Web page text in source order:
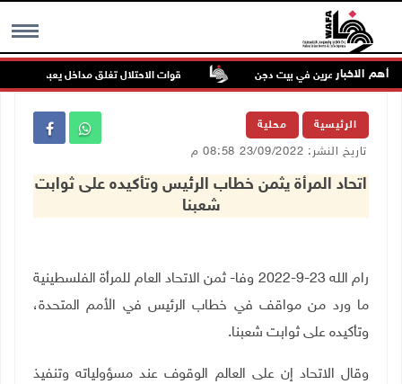
MENU أهم الاخبار
للمستعمرين في بيت دجن قوات الاحتلال تغلق مداخل يعبد جنوب غرب
الرئيسية محلية
تاريخ النشر: 23/09/2022 08:58 م
اتحاد المرأة يثمن خطاب الرئيس وتأكيده على ثوابت
شعبنا
رام الله 23-9-2022 وفا- ثمن الاتحاد العام للمرأة الفلسطينية
ما ورد من مواقف في خطاب الرئيس في الأمم المتحدة،
وتأكيده على ثوابت شعبنا.
وقال الاتحاد إن على العالم الوقوف عند مسؤولياته وتنفيذ